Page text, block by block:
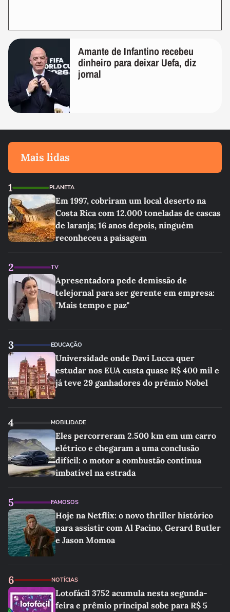
Amante de Infantino recebeu
dinheiro para deixar Uefa, diz
jornal
Mais lidas
1 PLANETA
Em 1997, cobriram um local deserto na
Costa Rica com 12.000 toneladas de cascas
de laranja; 16 anos depois, ninguém
reconheceu a paisagem
2 TV
Apresentadora pede demissão de
telejornal para ser gerente em empresa:
"Mais tempo e paz"
3 EDUCAÇÃO
Universidade onde Davi Lucca quer
estudar nos EUA custa quase R$ 400 mil e
já teve 29 ganhadores do prêmio Nobel
4 MOBILIDADE
Eles percorreram 2.500 km em um carro
elétrico e chegaram a uma conclusão
difícil: o motor a combustão continua
imbatível na estrada
5 FAMOSOS
Hoje na Netflix: o novo thriller histórico
para assistir com Al Pacino, Gerard Butler
e Jason Momoa
6 NOTÍCIAS
Lotofácil 3752 acumula nesta segunda-
feira e prêmio principal sobe para R$ 5